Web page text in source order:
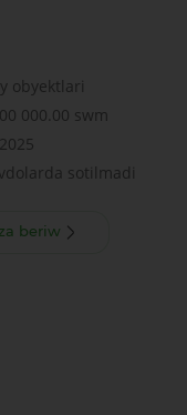
obyektlari
000.00 swm
sotilmadi
beriw